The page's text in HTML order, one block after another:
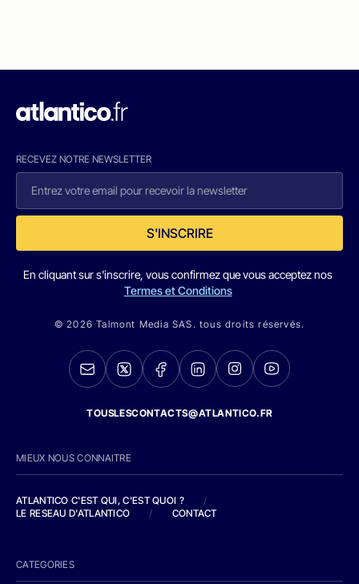
RECEVEZ NOTRE NEWSLETTER
S'INSCRIRE
En cliquant sur s'inscrire, vous confirmez que vous acceptez nos
Termes et Conditions
© 2026 Talmont Media SAS. tous droits réservés.
TOUSLESCONTACTS@ATLANTICO.FR
MIEUX NOUS CONNAITRE
ATLANTICO C'EST QUI, C'EST QUOI ?
/
LE RESEAU D'ATLANTICO
/ CONTACT
CATEGORIES